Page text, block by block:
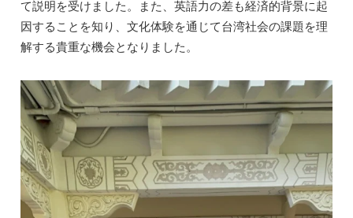
て説明を受けました。また、英語力の差も経済的背景に起
因することを知り、文化体験を通じて台湾社会の課題を理
解する貴重な機会となりました。